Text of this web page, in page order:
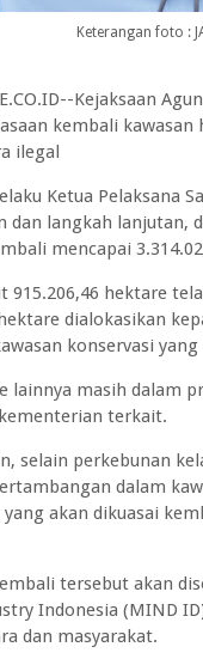
Keterangan foto :
Kejaksaan
kembali
ilegal
Ketua Pelaksana
dan langkah lanjutan,
mencapai
915.206,46 hektare
dialokasikan
konservasi
lainnya masih dalam
terkait.
selain perkebunan
dalam
yang akan dikuasai
tersebut akan
Indonesia (MIND
dan masyarakat.